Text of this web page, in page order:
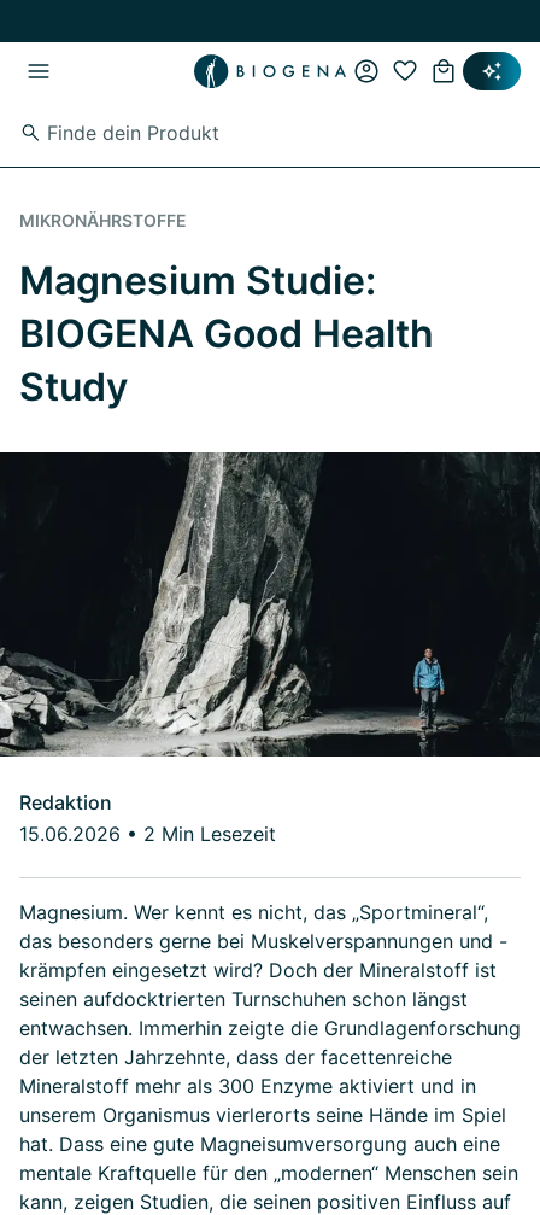
MIKRONÄHRSTOFFE
Magnesium Studie:
BIOGENA Good Health
Study
Redaktion
15.06.2026 • 2 Min Lesezeit
Magnesium. Wer kennt es nicht, das „Sportmineral“,
das besonders gerne bei Muskelverspannungen und -
krämpfen eingesetzt wird? Doch der Mineralstoff ist
seinen aufdocktrierten Turnschuhen schon längst
entwachsen. Immerhin zeigte die Grundlagenforschung
der letzten Jahrzehnte, dass der facettenreiche
Mineralstoff mehr als 300 Enzyme aktiviert und in
unserem Organismus vierlerorts seine Hände im Spiel
hat. Dass eine gute Magneisumversorgung auch eine
mentale Kraftquelle für den „modernen“ Menschen sein
kann, zeigen Studien, die seinen positiven Einfluss auf